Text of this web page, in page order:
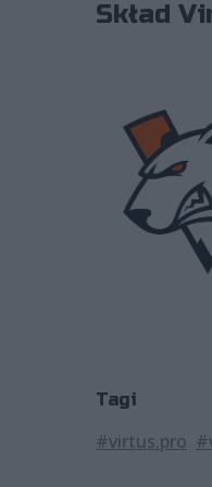
Skład
Tagi
#virtus.pro